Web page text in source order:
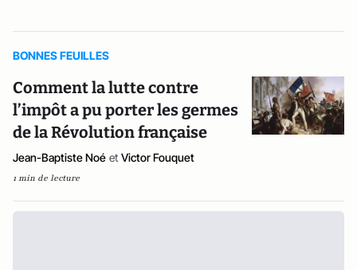
BONNES FEUILLES
Comment la lutte contre
l’impôt a pu porter les germes
de la Révolution française
Jean-Baptiste Noé et Victor Fouquet
1 min de lecture